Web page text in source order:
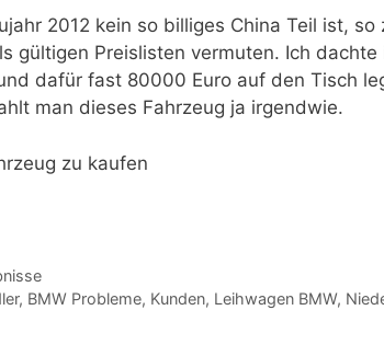
2012 kein so billiges China Teil ist, so
gültigen Preislisten vermuten. Ich dachte
dafür fast 80000 Euro auf den Tisch
man dieses Fahrzeug ja irgendwie.
zu kaufen
, BMW Probleme, Kunden, Leihwagen BMW,